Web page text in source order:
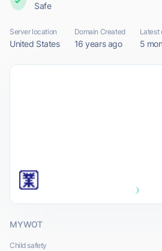
Safe
Server location
United States
Domain Created
16 years ago
Latest
5
MYWOT
Child safety